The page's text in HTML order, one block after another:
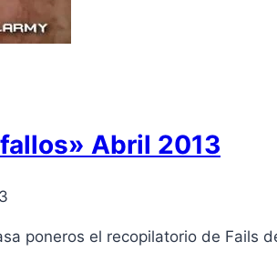
Abril 2013
poneros el recopilatorio de